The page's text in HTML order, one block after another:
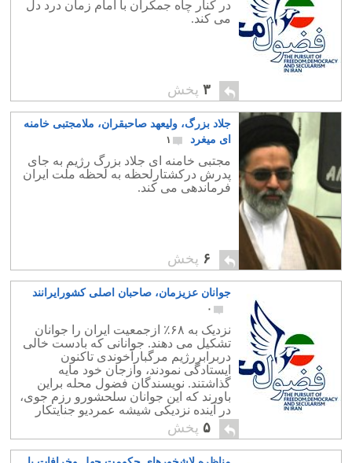
در کنار چاه جمکران با امام زمان درد دل
می کند.
۳ پخش
جلاد بزرگ، ولیعهد صاحبقران، ملامجتبی خامنه
ای میغرد
۱
مجتبی خامنه ای جلاد بزرگ رژیم به جای
پدرش درکشتارلحظه به لحظه ملت ایران
فرماندهی می کند.
۶ پخش
جوانان عزیزمان، صاحبان اصلی کشورایرانند
۰
نزدیک به ۶۸٪ ازجمعیت ایران را جوانان
تشکیل می دهند. جوانانی که بادست خالی
دربرابررژیم مرگبارآخوندی تاکنون
ایستادگی نمودند، وازجان خود مایه
گذاشتند. نویسندگان فضول محله براین
باورند که این جوانان سلحشورو رزم جوی،
در آینده نزدیکی شیشه عمردیو جنایتکار
راخواهند شکست و دموکراسی را به
ارمغان خواهند آورد
۵ پخش